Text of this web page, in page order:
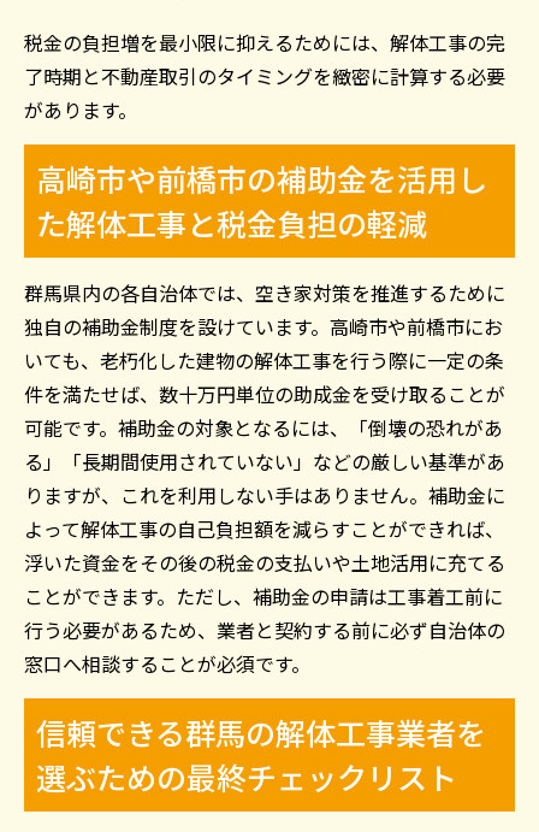
税金の負担増を最小限に抑えるためには、解体工事の完
了時期と不動産取引のタイミングを緻密に計算する必要
があります。
高崎市や前橋市の補助金を活用し
た解体工事と税金負担の軽減
群馬県内の各自治体では、空き家対策を推進するために
独自の補助金制度を設けています。高崎市や前橋市にお
いても、老朽化した建物の解体工事を行う際に一定の条
件を満たせば、数十万円単位の助成金を受け取ることが
可能です。補助金の対象となるには、「倒壊の恐れがあ
る」「長期間使用されていない」などの厳しい基準があ
りますが、これを利用しない手はありません。補助金に
よって解体工事の自己負担額を減らすことができれば、
浮いた資金をその後の税金の支払いや土地活用に充てる
ことができます。ただし、補助金の申請は工事着工前に
行う必要があるため、業者と契約する前に必ず自治体の
窓口へ相談することが必須です。
信頼できる群馬の解体工事業者を
選ぶための最終チェックリスト